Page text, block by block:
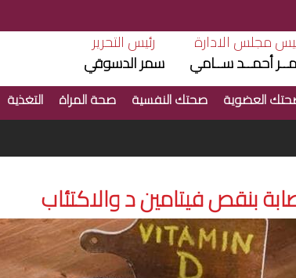
مجلس الادارة
أحمــد ســامي
رئيس التحرير
سمر الدسوقي
العضوية صحتك النفسية صحة المراة التغذية
بنقص فيتامين د والاكتئاب